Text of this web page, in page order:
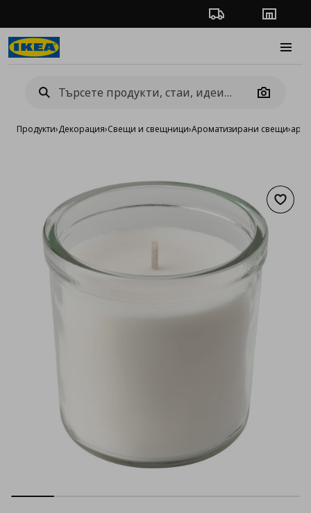
Проследяване на
Camera
Продукти›Декорация›Свещи и свещници›Ароматизирани свещи›